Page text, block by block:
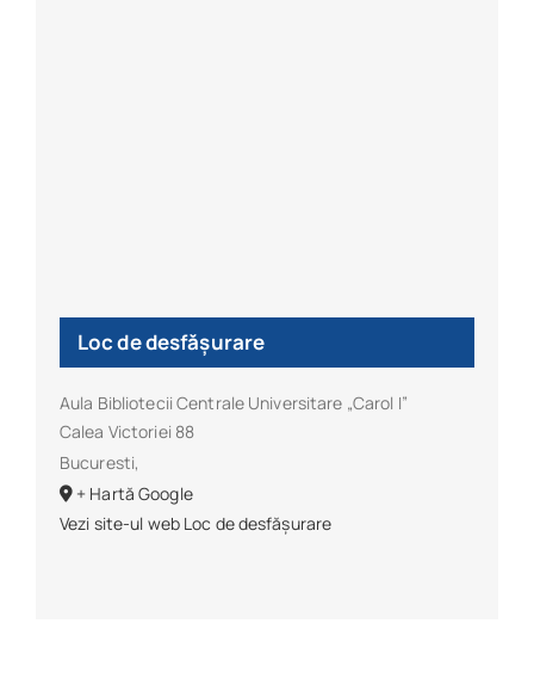
Loc de desfășurare
Aula Bibliotecii Centrale Universitare „Carol I”
Calea Victoriei 88
Bucuresti,
+ Hartă Google
Vezi site-ul web Loc de desfășurare